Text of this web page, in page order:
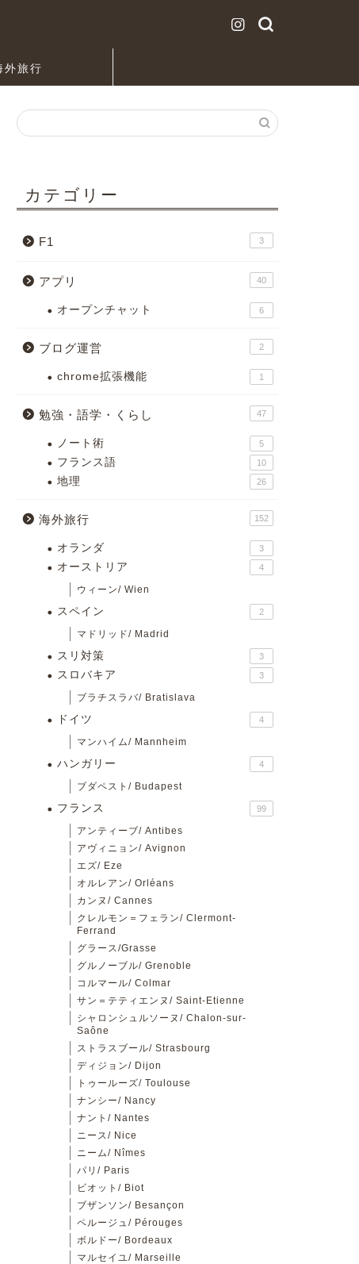
外旅行
カテゴリー
F1 3
アプリ 40
オープンチャット 6
ブログ運営 2
chrome拡張機能 1
勉強・語学・くらし 47
ノート術 5
フランス語 10
地理 26
海外旅行 152
オランダ 3
オーストリア 4
ウィーン/ Wien
スペイン 2
マドリッド/ Madrid
スリ対策 3
スロバキア 3
ブラチスラバ/ Bratislava
ドイツ 4
マンハイム/ Mannheim
ハンガリー 4
ブダペスト/ Budapest
フランス 99
アンティーブ/ Antibes
アヴィニョン/ Avignon
エズ/ Eze
オルレアン/ Orléans
カンヌ/ Cannes
クレルモン＝フェラン/ Clermont-
Ferrand
グラース/Grasse
グルノーブル/ Grenoble
コルマール/ Colmar
サン＝テティエンヌ/ Saint-Etienne
シャロンシュルソーヌ/ Chalon-sur-
Saône
ストラスブール/ Strasbourg
ディジョン/ Dijon
トゥールーズ/ Toulouse
ナンシー/ Nancy
ナント/ Nantes
ニース/ Nice
ニーム/ Nîmes
パリ/ Paris
ビオット/ Biot
ブザンソン/ Besançon
ペルージュ/ Pérouges
ボルドー/ Bordeaux
マルセイユ/ Marseille